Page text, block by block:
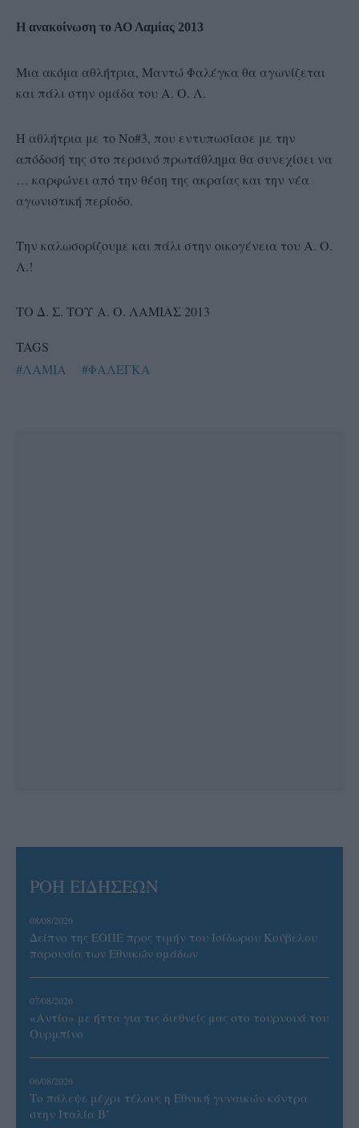
Η ανακοίνωση το ΑΟ Λαμίας 2013
Μια ακόμα αθλήτρια, Μαντώ Φαλέγκα θα αγωνίζεται
και πάλι στην ομάδα του Α. Ο. Λ.
Η αθλήτρια με το Νο#3, που εντυπωσίασε με την
απόδοσή της στο περσινό πρωτάθλημα θα συνεχίσει να
… καρφώνει από την θέση της ακραίας και την νέα
αγωνιστική περίοδο.
Την καλωσορίζουμε και πάλι στην οικογένεια του Α. Ο.
Λ.!
ΤΟ Δ. Σ. ΤΟΥ Α. Ο. ΛΑΜΙΑΣ 2013
TAGS
#ΛΑΜΙΑ
#ΦΑΛΕΓΚΑ
ΡΟΗ ΕΙΔΗΣΕΩΝ
08/08/2026
Δείπνο της ΕΟΠΕ προς τιμήν του Ισίδωρου Κούβελου
παρουσία των Εθνικών ομάδων
07/08/2026
«Αντίο» με ήττα για τις διεθνείς μας στο τουρνουά του
Ουρμπίνο
06/08/2026
Το πάλεψε μέχρι τέλους η Εθνική γυναικών κόντρα
στην Ιταλία Β’